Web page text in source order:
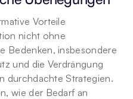
Vorteile
nicht ohne
Bedenken, insbesondere
und die Verdrängung
durchdachte Strategien.
wie der Bedarf an